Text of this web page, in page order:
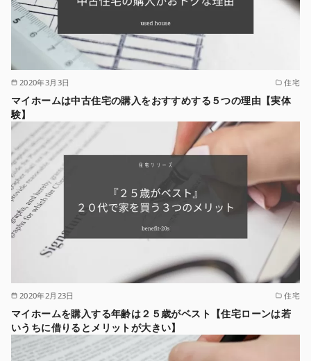
2020年3月3日 住宅
マイホームは中古住宅の購入をおすすめする５つの理由【実体
験】
2020年2月23日 住宅
マイホームを購入する年齢は２５歳がベスト【住宅ローンは若
いうちに借りるとメリットが大きい】